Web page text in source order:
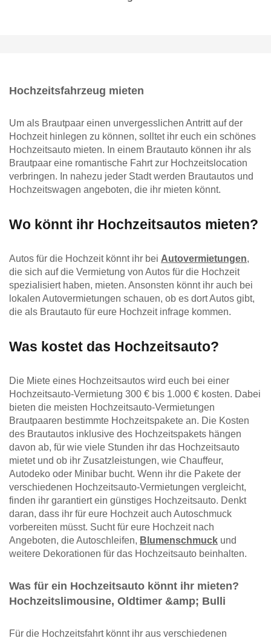
Hochzeitsfahrzeug mieten
Um als Brautpaar einen unvergesslichen Antritt auf der
Hochzeit hinlegen zu können, solltet ihr euch ein schönes
Hochzeitsauto mieten. In einem Brautauto können ihr als
Brautpaar eine romantische Fahrt zur Hochzeitslocation
verbringen. In nahezu jeder Stadt werden Brautautos und
Hochzeitswagen angeboten, die ihr mieten könnt.
Wo könnt ihr Hochzeitsautos mieten?
Autos für die Hochzeit könnt ihr bei Autovermietungen,
die sich auf die Vermietung von Autos für die Hochzeit
spezialisiert haben, mieten. Ansonsten könnt ihr auch bei
lokalen Autovermietungen schauen, ob es dort Autos gibt,
die als Brautauto für eure Hochzeit infrage kommen.
Was kostet das Hochzeitsauto?
Die Miete eines Hochzeitsautos wird euch bei einer
Hochzeitsauto-Vermietung 300 € bis 1.000 € kosten. Dabei
bieten die meisten Hochzeitsauto-Vermietungen
Brautpaaren bestimmte Hochzeitspakete an. Die Kosten
des Brautautos inklusive des Hochzeitspakets hängen
davon ab, für wie viele Stunden ihr das Hochzeitsauto
mietet und ob ihr Zusatzleistungen, wie Chauffeur,
Autodeko oder Minibar bucht. Wenn ihr die Pakete der
verschiedenen Hochzeitsauto-Vermietungen vergleicht,
finden ihr garantiert ein günstiges Hochzeitsauto. Denkt
daran, dass ihr für eure Hochzeit auch Autoschmuck
vorbereiten müsst. Sucht für eure Hochzeit nach
Angeboten, die Autoschleifen, Blumenschmuck und
weitere Dekorationen für das Hochzeitsauto beinhalten.
Was für ein Hochzeitsauto könnt ihr mieten?
Hochzeitslimousine, Oldtimer &amp; Bulli
Für die Hochzeitsfahrt könnt ihr aus verschiedenen